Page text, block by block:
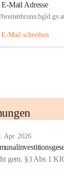
E-Mail Adresse
E-Mail schreiben
Apr. 2026
gem. §3 Abs 1